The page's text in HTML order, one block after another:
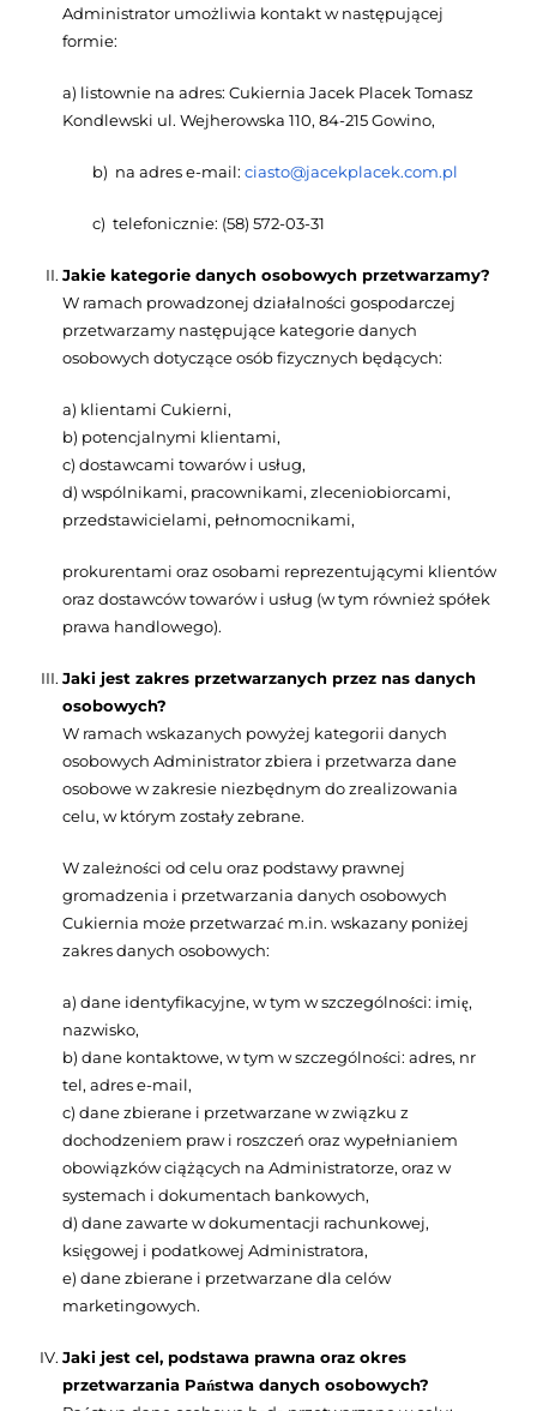
Administrator umożliwia kontakt w następującej
formie:
a) listownie na adres: Cukiernia Jacek Placek Tomasz
Kondlewski ul. Wejherowska 110, 84-215 Gowino,
b) na adres e-mail:ciasto@jacekplacek.com.pl
c) telefonicznie: (58) 572-03-31
Jakie kategorie danych osobowych przetwarzamy?
W ramach prowadzonej działalności gospodarczej
przetwarzamy następujące kategorie danych
osobowych dotyczące osób fizycznych będących:
a) klientami Cukierni,
b) potencjalnymi klientami,
c) dostawcami towarów i usług,
d) wspólnikami, pracownikami, zleceniobiorcami,
przedstawicielami, pełnomocnikami,
prokurentami oraz osobami reprezentującymi klientów
oraz dostawców towarów i usług (w tym również spółek
prawa handlowego).
Jaki jest zakres przetwarzanych przez nas danych
osobowych?
W ramach wskazanych powyżej kategorii danych
osobowych Administrator zbiera i przetwarza dane
osobowe w zakresie niezbędnym do zrealizowania
celu, w którym zostały zebrane.
W zależności od celu oraz podstawy prawnej
gromadzenia i przetwarzania danych osobowych
Cukiernia może przetwarzać m.in. wskazany poniżej
zakres danych osobowych:
a) dane identyfikacyjne, w tym w szczególności: imię,
nazwisko,
b) dane kontaktowe, w tym w szczególności: adres, nr
tel, adres e-mail,
c) dane zbierane i przetwarzane w związku z
dochodzeniem praw i roszczeń orazwypełnianiem
obowiązków ciążących na Administratorze,oraz w
systemach i dokumentach bankowych,
d) dane zawarte w dokumentacji rachunkowej,
księgowej i podatkowej Administratora,
e) dane zbierane i przetwarzane dla celów
marketingowych.
Jaki jest cel, podstawa prawna oraz okres
przetwarzania Państwa danych osobowych?